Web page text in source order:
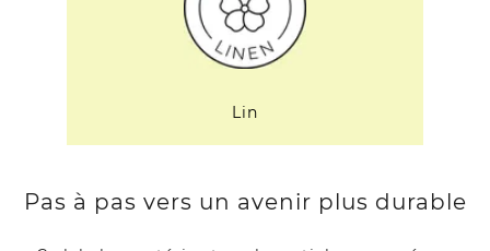
Lin
Pas à pas vers un avenir plus durable